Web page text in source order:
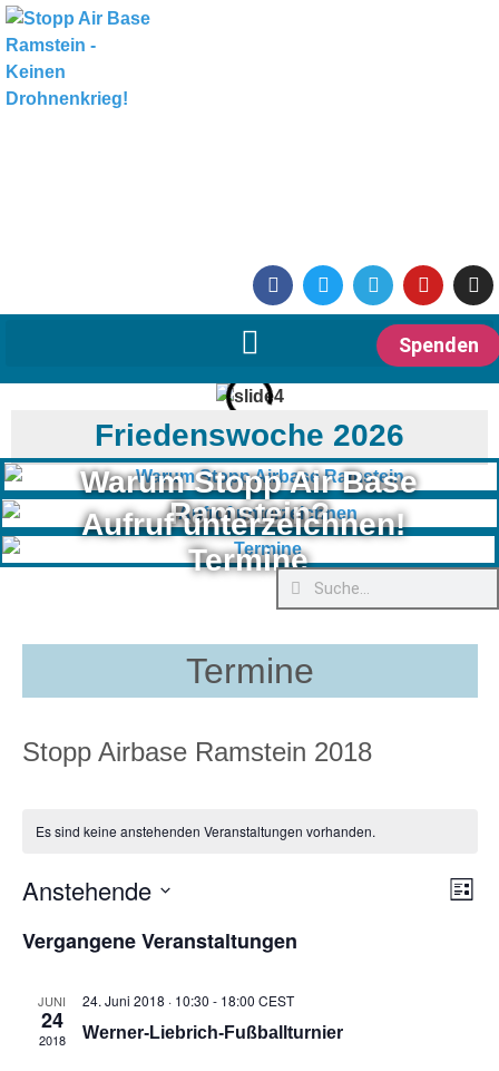
Spenden
Friedenswoche 2026
Warum Stopp Air Base
Ramstein?
Aufruf unterzeichnen!
Termine
Termine
Stopp Airbase Ramstein 2018
Es sind keine anstehenden Veranstaltungen vorhanden.
Liste
Anstehende
wählen.
Vergangene Veranstaltungen
JUNI
24
2018
24. Juni 2018 · 10:30 - 18:00 CEST
Werner-Liebrich-Fußballturnier